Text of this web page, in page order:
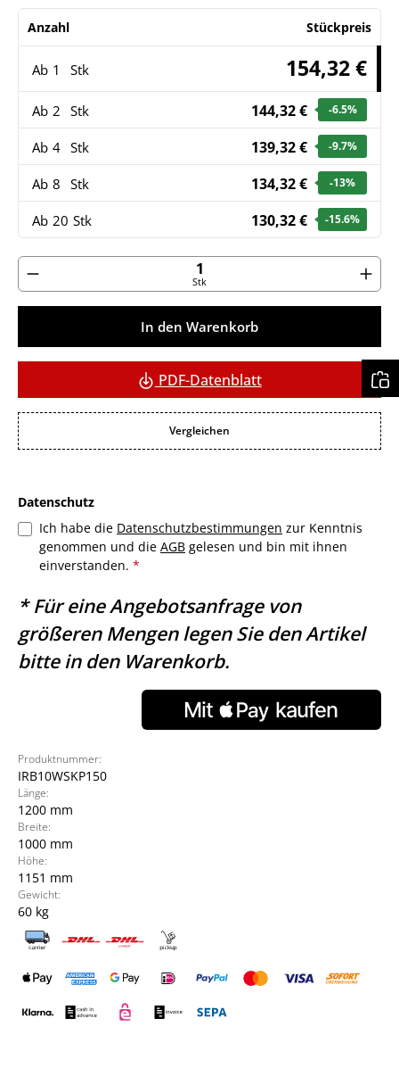
Anzahl Stückpreis
Ab 1 Stk 154,32 €
Ab 2 Stk 144,32 € -6.5%
Ab 4 Stk 139,32 € -9.7%
Ab 8 Stk 134,32 € -13%
Ab 20 Stk 130,32 € -15.6%
Produkt Anzahl: Gib den gewünschten Wert ein
Stk
In den Warenkorb
PDF-Datenblatt
Vergleichen
Datenschutz
Ich habe die Datenschutzbestimmungen zur Kenntnis
genommen und die AGB gelesen und bin mit ihnen
einverstanden. *
* Für eine Angebotsanfrage von
größeren Mengen legen Sie den Artikel
bitte in den Warenkorb.
Produktnummer:
IRB10WSKP150
Länge:
1200 mm
Breite:
1000 mm
Höhe:
1151 mm
Gewicht:
60 kg